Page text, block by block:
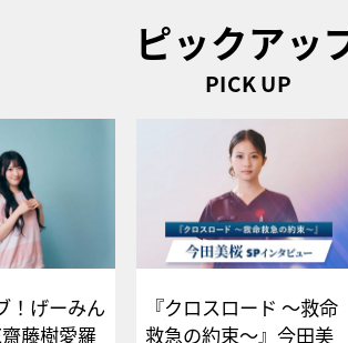
ピックアッ
PICK UP
！げーみん
藤樹愛羅
『クロスロード ～救命
救急の約束～』今田美